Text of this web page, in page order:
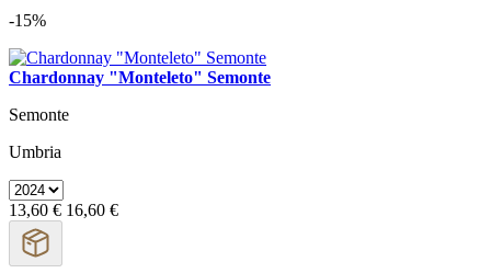
-15%
Chardonnay "Monteleto" Semonte
Semonte
Umbria
13,60 € 16,60 €